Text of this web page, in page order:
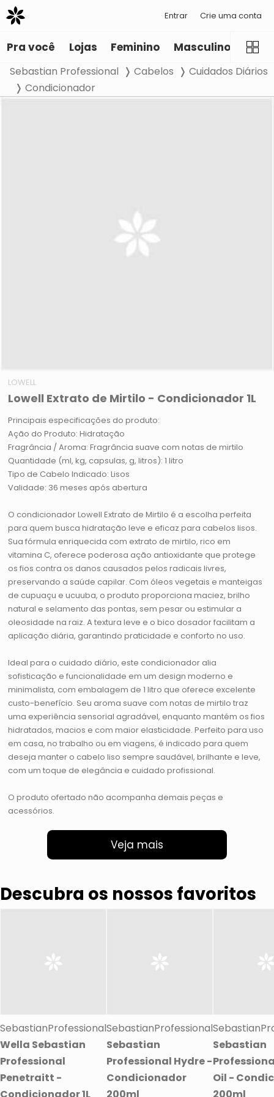
Entrar Crie uma conta
Pra você Lojas Feminino Masculino
Sebastian Professional Cabelos
Cuidados Diários
Condicionador
LOWELL
Lowell Extrato de Mirtilo - Condicionador 1L
Principais especificações do produto:
Ação do Produto: Hidratação
Fragrância / Aroma: Fragrância suave com notas de mirtilo
Quantidade (ml, kg, capsulas, g, litros): 1 litro
Tipo de Cabelo Indicado: Lisos
Validade: 36 meses após abertura
O condicionador Lowell Extrato de Mirtilo é a escolha perfeita
para quem busca hidratação leve e eficaz para cabelos lisos.
Sua fórmula enriquecida com extrato de mirtilo, rico em
vitamina C, oferece poderosa ação antioxidante que protege
os fios contra os danos causados pelos radicais livres,
preservando a saúde capilar. Com óleos vegetais e manteigas
de cupuaçu e ucuuba, o produto proporciona maciez, brilho
natural e selamento das pontas, sem pesar ou estimular a
oleosidade na raiz. A textura leve e o bico dosador facilitam a
aplicação diária, garantindo praticidade e conforto no uso.
Ideal para o cuidado diário, este condicionador alia
sofisticação e funcionalidade em um design moderno e
minimalista, com embalagem de 1 litro que oferece excelente
custo-benefício. Seu aroma suave com notas de mirtilo traz
uma experiência sensorial agradável, enquanto mantém os fios
hidratados, macios e com maior elasticidade. Perfeito para uso
em casa, no trabalho ou em viagens, é indicado para quem
deseja manter o cabelo liso sempre saudável, brilhante e leve,
com um toque de elegância e cuidado profissional.
O produto ofertado não acompanha demais peças e
acessórios.
Veja mais
Descubra os nossos favoritos
SebastianProfessional
Wella Sebastian
Professional
Penetraitt -
Condicionador 1L
SebastianProfessional
Sebastian
Professional Hydre -
Condicionador
200ml
Sebastian
Oil -
200ml